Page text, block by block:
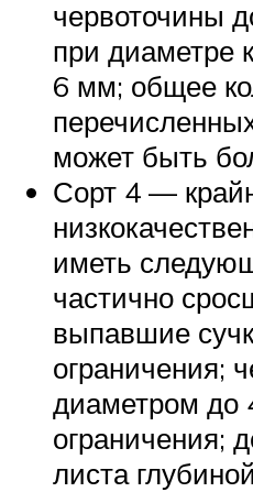
червоточины
при диаметре
6 мм; общее
может быть
Сорт 4 —
иметь
частично
выпавшие
ограничения;
диаметром до
ограничения;
листа